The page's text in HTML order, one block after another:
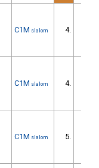
C1M slalom 4.
C1M slalom 4.
C1M slalom 5.